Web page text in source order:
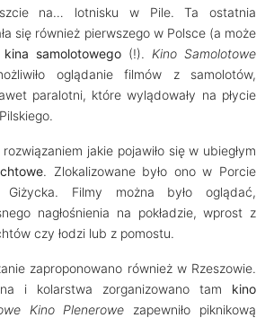
na… lotnisku w Pile. Ta ostatnia
się również pierwszego w Polsce (a może
kina samolotowego (!). Kino Samolotowe
oglądanie filmów z samolotów,
paralotni, które wylądowały na płycie
jakie pojawiło się w ubiegłym
. Zlokalizowane było ono w Porcie
Filmy można było oglądać,
nagłośnienia na pokładzie, wprost z
czy łodzi lub z pomostu.
zaproponowano również w Rzeszowie.
i kolarstwa zorganizowano tam kino
Kino Plenerowe zapewniło piknikową